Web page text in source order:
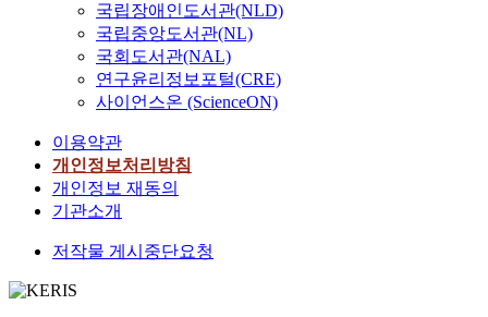
국립장애인도서관(NLD)
국립중앙도서관(NL)
국회도서관(NAL)
연구윤리정보포털(CRE)
사이언스온 (ScienceON)
이용약관
개인정보처리방침
개인정보 재동의
기관소개
저작물 게시중단요청